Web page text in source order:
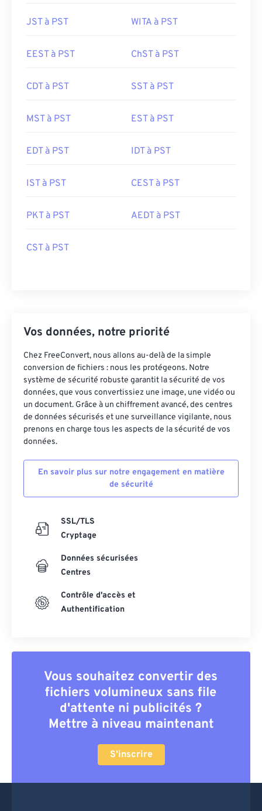
JST à PST WITA à PST
EEST à PST ChST à PST
CDT à PST SST à PST
MST à PST EST à PST
EDT à PST IDT à PST
IST à PST CEST à PST
PKT à PST AEDT à PST
CST à PST
Vos données, notre priorité
Chez FreeConvert, nous allons au-delà de la simple
conversion de fichiers : nous les protégeons. Notre
système de sécurité robuste garantit la sécurité de vos
données, que vous convertissiez une image, une vidéo ou
un document. Grâce à un chiffrement avancé, des centres
de données sécurisés et une surveillance vigilante, nous
prenons en charge tous les aspects de la sécurité de vos
données.
En savoir plus sur notre engagement en matière
de sécurité
SSL/TLS
Cryptage
Données sécurisées
Centres
Contrôle d'accès et
Authentification
Vous souhaitez convertir des
fichiers volumineux sans file
d'attente ni publicités ?
Mettre à niveau maintenant
S'inscrire